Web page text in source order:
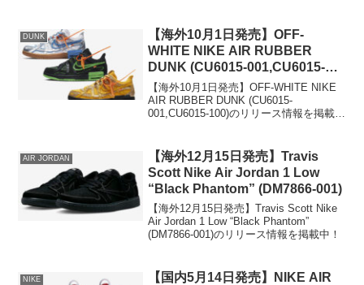
DUNK
【海外10月1日発売】OFF-
WHITE NIKE AIR RUBBER
DUNK (CU6015-001,CU6015-
100)
【海外10月1日発売】OFF-WHITE NIKE
AIR RUBBER DUNK (CU6015-
001,CU6015-100)のリリース情報を掲載
AIR JORDAN
【海外12月15日発売】Travis
Scott Nike Air Jordan 1 Low
“Black Phantom” (DM7866-001)
【海外12月15日発売】Travis Scott Nike
Air Jordan 1 Low “Black Phantom”
(DM7866-001)のリリース情報を掲載中！
NIKE
【国内5月14日発売】NIKE AIR